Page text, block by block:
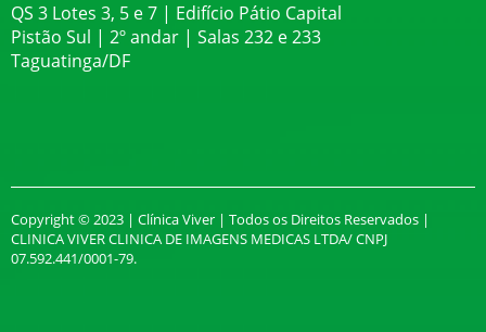
QS 3 Lotes 3, 5 e 7 | Edifício Pátio Capital
Pistão Sul | 2º andar | Salas 232 e 233
Taguatinga/DF
Copyright © 2023 | Clínica Viver | Todos os Direitos Reservados |
CLINICA VIVER CLINICA DE IMAGENS MEDICAS LTDA/ CNPJ
07.592.441/0001-79.